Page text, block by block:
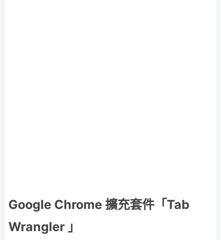
Google Chrome 擴充套件「Tab
Wrangler 」